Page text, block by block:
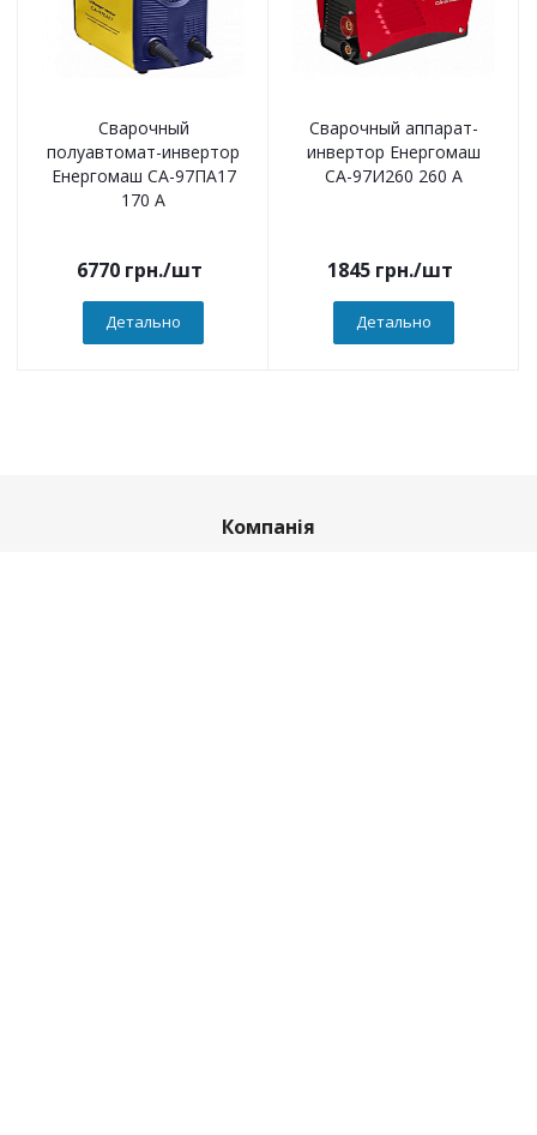
Сварочный
полуавтомат-инвертор
Енергомаш СА-97ПА17
170 А
6770грн./шт
Детально
Сварочный аппарат-
инвертор Енергомаш
СА-97И260 260 А
1845грн./шт
Детально
Компанія